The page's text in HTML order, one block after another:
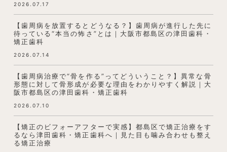
2026.07.17
【歯周病を放置するとどうなる？】歯周病が進行した先に
待っている“本当の怖さ”とは｜大阪市都島区の津田歯科・
矯正歯科
2026.07.14
【歯周病治療で“骨を作る”ってどういうこと？】異常な骨
形態に対して骨形成が必要な理由をわかりやすく解説｜大
阪市都島区の津田歯科・矯正歯科
2026.07.10
【矯正のビフォーアフターで実感】都島区で矯正治療をす
るなら津田歯科・矯正歯科へ｜見た目も噛み合わせも整え
る矯正治療